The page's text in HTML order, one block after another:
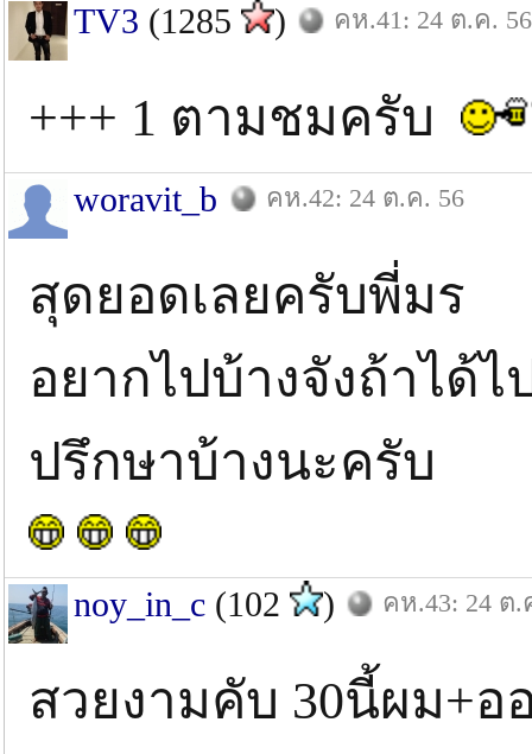
TV3 (1285 ) คห.41: 24 ต.ค. 56
+++ 1 ตามชมครับ
woravit_b คห.42: 24 ต.ค. 56
สุดยอดเลยครับพี่มร
อยากไปบ้างจังถ้าได้
ปรึกษาบ้างนะครับ
noy_in_c (102 ) คห.43: 24 ต.
สวยงามคับ 30นี้ผม+